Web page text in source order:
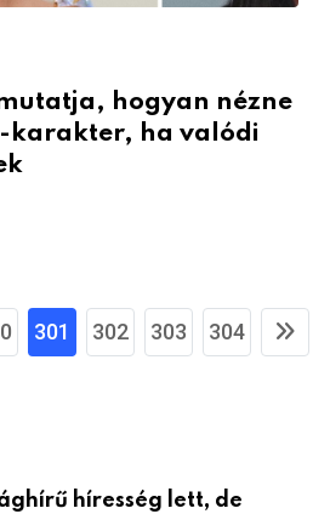
hogyan nézne
karakter, ha valódi
301 302 303 304
híresség lett, de